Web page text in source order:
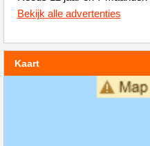
Bekijk alle advertenties
Kaart